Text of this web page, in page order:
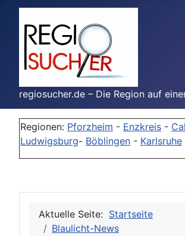
regiosucher.de – Die Region auf
Regionen: Pforzheim - Enzkreis -
Ludwigsburg- Böblingen - Karlsruhe
Aktuelle Seite: Startseite
Blaulicht-News